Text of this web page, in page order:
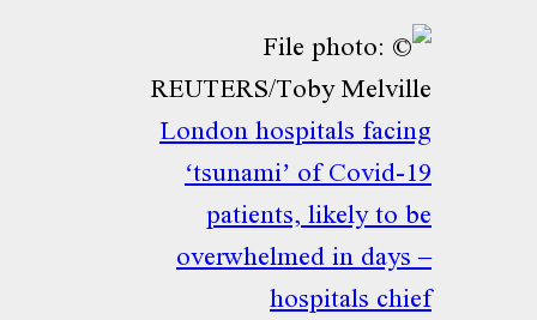
London hospitals facing
‘tsunami’ of Covid-19
patients, likely to be
overwhelmed in days –
hospitals chief